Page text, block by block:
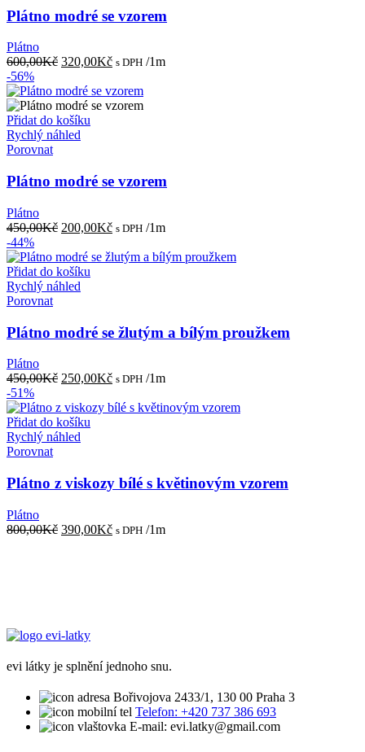
Plátno modré se vzorem
Plátno
600,00Kč Původní
byla:
600,00Kč.
320,00KčAktuální
je:
320,00Kč.
s DPH /1m
-56%
Přidat do košíku
Rychlý náhled
Porovnat
Plátno modré se vzorem
Plátno
450,00Kč Původní
byla:
450,00Kč.
200,00KčAktuální
je:
s DPH /1m
-44%
Přidat do košíku
Rychlý náhled
Porovnat
Plátno modré se žlutým a bílým proužkem
Plátno
450,00Kč Původní
byla:
450,00Kč.
250,00KčAktuální
je:
s DPH /1m
-51%
Přidat do košíku
Rychlý náhled
Porovnat
Plátno z viskozy bílé s květinovým vzorem
Plátno
800,00Kč Původní
390,00KčAktuální
s DPH /1m
evi látky je splnění jednoho snu.
Bořivojova 2433/1, 130 00 Praha 3
Telefon: +420 737 386 693
E-mail: evi.latky@gmail.com